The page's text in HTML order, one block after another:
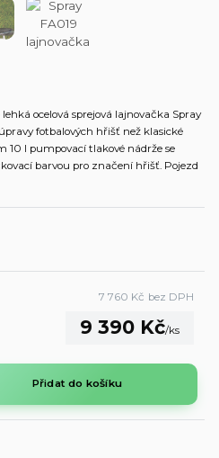
ocelová sprejová lajnovačka Spray
fotbalových hřišť než klasické
10 l pumpovací tlakové nádrže se
barvou pro značení hřišť. Pojezd
9 390 Kč/ks
7 760 Kč bez DPH
Přidat do košíku